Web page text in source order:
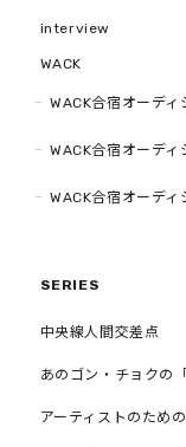
interview
WACK
WACK合宿オーデ
WACK合宿オーデ
WACK合宿オーデ
SERIES
中央線人間交差点
あのゴン・チョクの
アーティストのため